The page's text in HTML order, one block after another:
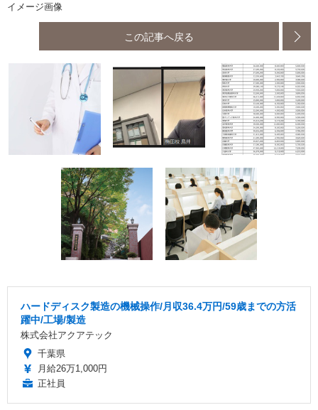
イメージ画像
この記事へ戻る
ハードディスク製造の機械操作/月収36.4万円/59歳までの方活
躍中/工場/製造
株式会社アクアテック
千葉県
月給26万1,000円
正社員